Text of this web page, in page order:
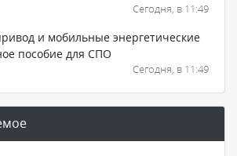
Сегодня, в 11:49
и мобильные энергетические
пособие для СПО
Сегодня, в 11:49